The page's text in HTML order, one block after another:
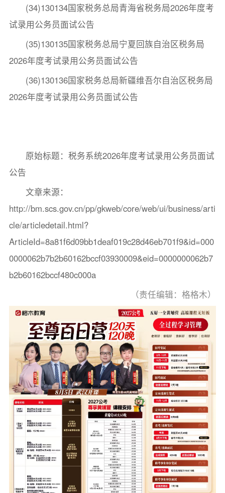
(34)130134国家税务总局青海省税务局2026年度考
试录用公务员面试公告
(35)130135国家税务总局宁夏回族自治区税务局
2026年度考试录用公务员面试公告
(36)130136国家税务总局新疆维吾尔自治区税务局
2026年度考试录用公务员面试公告
原始标题：税务系统2026年度考试录用公务员面试
公告
文章来源：
http://bm.scs.gov.cn/pp/gkweb/core/web/ui/business/arti
cle/articledetail.html?
ArticleId=8a81f6d09bb1deaf019c28d46eb701f9&id=000
0000062b7b2b60162bccf03930009&eid=0000000062b7
b2b60162bccf480c000a
（责任编辑：格格木）